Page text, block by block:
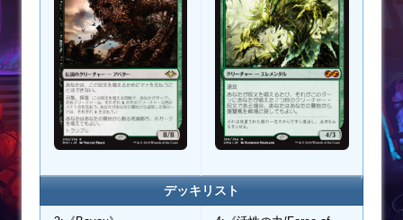
デッキリスト